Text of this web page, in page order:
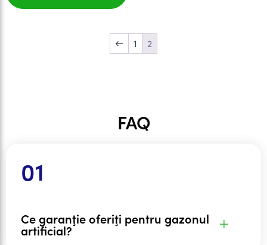
← 1 2
FAQ
Ce garanţie oferiţi pentru gazonul
artificial?